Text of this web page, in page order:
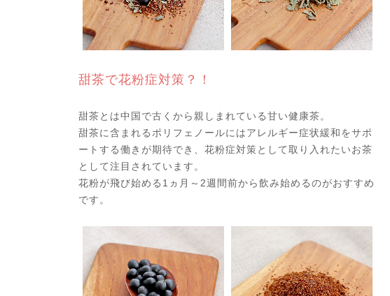
甜茶で花粉症対策？！
甜茶とは中国で古くから親しまれている甘い健康茶。
甜茶に含まれるポリフェノールにはアレルギー症状緩和をサポ
ートする働きが期待でき、花粉症対策として取り入れたいお茶
として注目されています。
花粉が飛び始める1ヵ月～2週間前から飲み始めるのがおすすめ
です。